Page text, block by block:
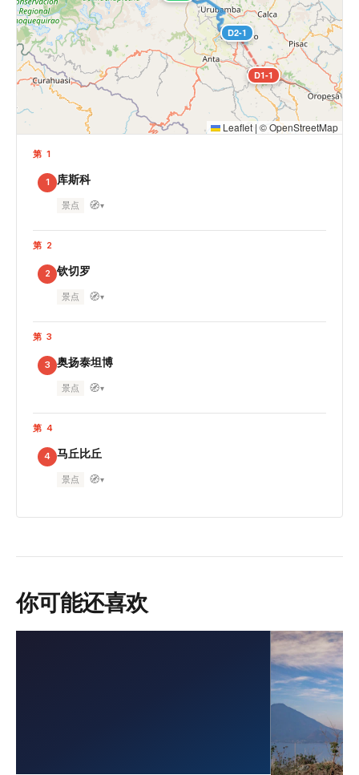
D1-1
D2-1
Leaflet | ©OpenStreetMap
第 1
1 库斯科
景点 🧭▾
第 2
2 钦切罗
景点 🧭▾
第 3
3 奥扬泰坦博
景点 🧭▾
第 4
4 马丘比丘
景点 🧭▾
你可能还喜欢